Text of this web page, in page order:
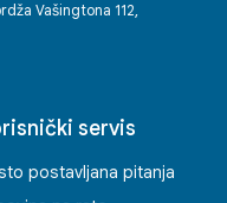
Vašingtona 112,
servis
postavljana pitanja